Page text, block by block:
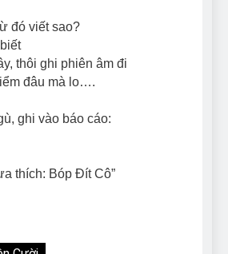
đó viết sao?
thôi ghi phiên âm đi
đâu mà lo….
ghi vào báo cáo:
thích: Bóp Đít Cô”